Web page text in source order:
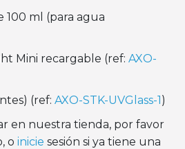
ml (para agua
Mini recargable (ref: AXO-
(ref: AXO-STK-UVGlass-1)
en nuestra tienda, por favor
o inicie sesión si ya tiene una